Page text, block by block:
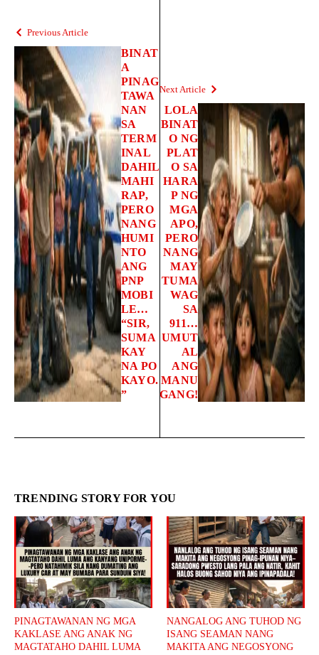
Previous Article
BINAT
A
PINAG
TAWA
NAN
SA
TERM
INAL
DAHIL
MAHI
RAP,
PERO
NANG
HUMI
NTO
ANG
PNP
MOBI
LE…
“SIR,
SUMA
KAY
NA PO
KAYO.
”
Next Article
LOLA
BINAT
O NG
PLAT
O SA
HARA
P NG
MGA
APO,
PERO
NANG
MAY
TUMA
WAG
SA
911…
UMUT
AL
ANG
MANU
GANG!
TRENDING STORY FOR YOU
PINAGTAWANAN NG MGA
KAKLASE ANG ANAK NG
MAGTATAHO DAHIL LUMA
NANGALOG ANG TUHOD NG
ISANG SEAMAN NANG
MAKITA ANG NEGOSYONG